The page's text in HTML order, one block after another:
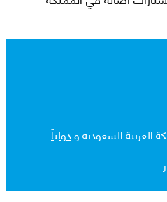
السعوديه ودولياً